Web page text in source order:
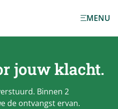
MENU
jouw klacht.
Binnen 2
de ontvangst ervan.